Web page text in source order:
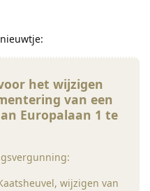
het wijzigen
van een
Europalaan 1 te
wijzigen van